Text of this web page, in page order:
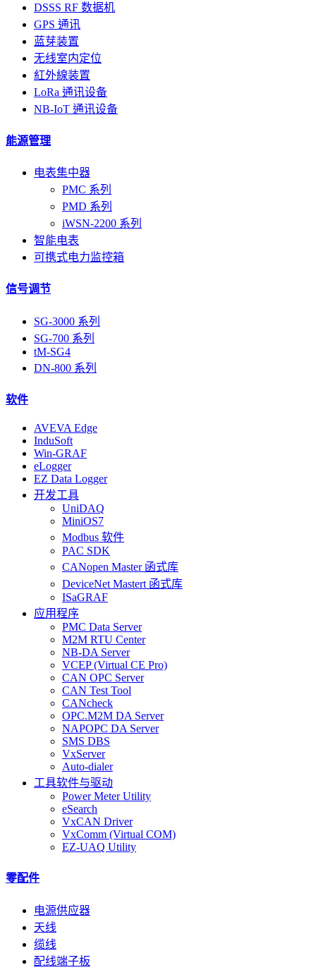
DSSS RF 数据机
GPS 通讯
蓝芽装置
无线室内定位
紅外線装置
LoRa 通讯设备
NB-IoT 通讯设备
能源管理
电表集中器
PMC 系列
PMD 系列
iWSN-2200 系列
智能电表
可携式电力监控箱
信号调节
SG-3000 系列
SG-700 系列
tM-SG4
DN-800 系列
软件
AVEVA Edge
InduSoft
Win-GRAF
eLogger
EZ Data Logger
开发工具
UniDAQ
MiniOS7
Modbus 软件
PAC SDK
CANopen Master 函式库
DeviceNet Mastert 函式库
ISaGRAF
应用程序
PMC Data Server
M2M RTU Center
NB-DA Server
VCEP (Virtual CE Pro)
CAN OPC Server
CAN Test Tool
CANcheck
OPC.M2M DA Server
NAPOPC DA Server
SMS DBS
VxServer
Auto-dialer
工具软件与驱动
Power Meter Utility
eSearch
VxCAN Driver
VxComm (Virtual COM)
EZ-UAQ Utility
零配件
电源供应器
天线
缆线
配线端子板